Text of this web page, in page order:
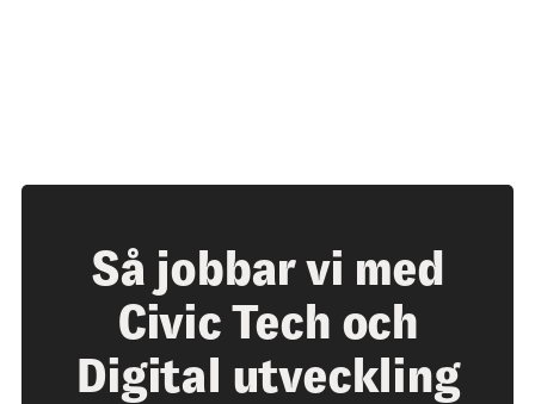
Så jobbar vi med
Civic Tech och
Digital utveckling